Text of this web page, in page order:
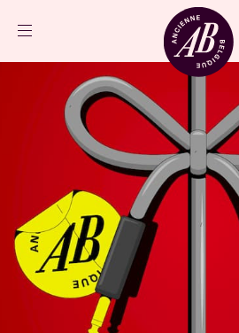
Agenda
Projets
Actualités
Infos visiteurs